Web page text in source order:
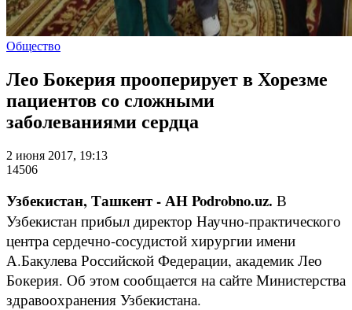
Общество
Лео Бокерия прооперирует в Хорезме
пациентов со сложными
заболеваниями сердца
2 июня 2017, 19:13
14506
Узбекистан, Ташкент - АН Podrobno.uz. В
Узбекистан прибыл директор Научно-практического
центра сердечно-сосудистой хирургии имени
А.Бакулева Российской Федерации, академик Лео
Бокерия. Об этом сообщается на сайте Министерства
здравоохранения Узбекистана.